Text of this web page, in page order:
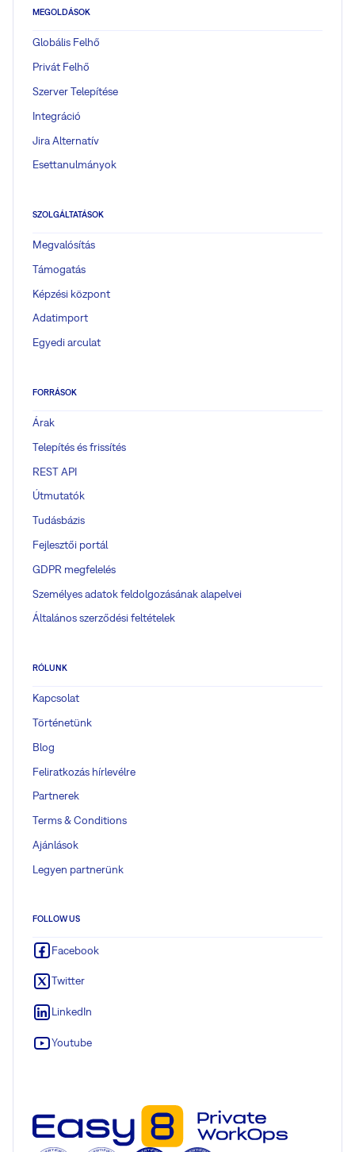
MEGOLDÁSOK
Globális Felhő
Privát Felhő
Szerver Telepítése
Integráció
Jira Alternatív
Esettanulmányok
SZOLGÁLTATÁSOK
Megvalósítás
Támogatás
Képzési központ
Adatimport
Egyedi arculat
FORRÁSOK
Árak
Telepítés és frissítés
REST API
Útmutatók
Tudásbázis
Fejlesztői portál
GDPR megfelelés
Személyes adatok feldolgozásának alapelvei
Általános szerződési feltételek
RÓLUNK
Kapcsolat
Történetünk
Blog
Feliratkozás hírlevélre
Partnerek
Terms & Conditions
Ajánlások
Legyen partnerünk
FOLLOW US
Facebook
Twitter
LinkedIn
Youtube